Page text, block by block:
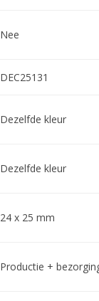
Nee
DEC25131
Dezelfde kleur
Dezelfde kleur
24 x 25 mm
Productie +